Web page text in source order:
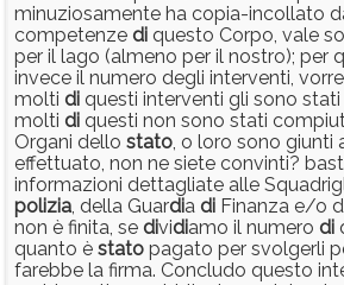
minuziosamente ha copia-incollato
competenze di questo Corpo, vale
per il lago (almeno per il nostro); per
invece il numero degli interventi,
molti di questi interventi gli sono
molti di questi non sono stati
Organi dello stato, o loro sono giunti
effettuato, non ne siete convinti?
informazioni dettagliate alle
polizia, della Guardia di Finanza e/o
non è finita, se dividiamo il numero di
quanto è stato pagato per svolgerli
farebbe la firma. Concludo questo